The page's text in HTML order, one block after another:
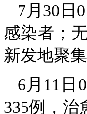
7月30日
感染者；
新发地聚
6月11日
335例，治